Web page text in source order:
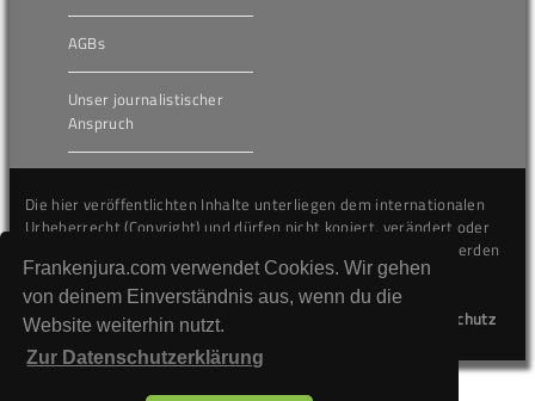
Frankenjura.com verwendet Cookies. Wir gehen
von deinem Einverständnis aus, wenn du die
Website weiterhin nutzt.
Zur Datenschutzerklärung
AGBs
Unser journalistischer
Anspruch
Die hier veröffentlichten Inhalte unterliegen dem internationalen
Urheberrecht (Copyright) und dürfen nicht kopiert, verändert oder
unverändert wiederveröffentlicht werden. Gegen Verstöße werden
wir auf juristischem Wege vorgehen.
Datenschutz